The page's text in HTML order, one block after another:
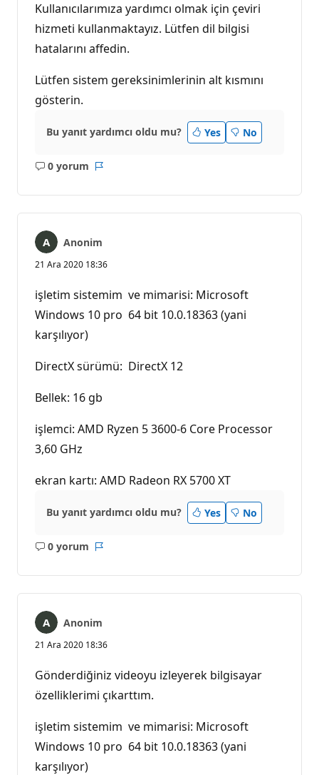
ı
n
l
ı
k
a
Kullanıcılarımıza yardımcı olmak için çeviri
hizmeti kullanmaktayız. Lütfen dil bilgisi
hatalarını affedin.
Lütfen sistem gereksinimlerinin alt kısmını
gösterin.
Bu yanıt yardımcı oldu mu? Yes No
0 yorum
Açıklama
Anonim
21 Ara 2020 18:36
işletim sistemim ve mimarisi: Microsoft
Windows 10 pro 64 bit 10.0.18363 (yani
karşılıyor)
DirectX sürümü: DirectX 12
Bellek: 16 gb
işlemci: AMD Ryzen 5 3600-6 Core Processor
3,60 GHz
ekran kartı: AMD Radeon RX 5700 XT
Bu yanıt yardımcı oldu mu? Yes No
0 yorum
Açıklama
Anonim
21 Ara 2020 18:36
Gönderdiğiniz videoyu izleyerek bilgisayar
özelliklerimi çıkarttım.
işletim sistemim ve mimarisi: Microsoft
Windows 10 pro 64 bit 10.0.18363 (yani
karşılıyor)